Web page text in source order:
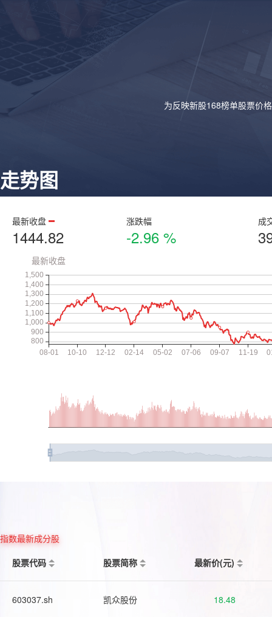
为反映新股168榜单股票价
走势图
最新收盘
1444.82
涨跌幅
-2.96 %
成
指数最新成分股
股票代码
股票简称 最新价(元)
603037.sh 凯众股份 18.48